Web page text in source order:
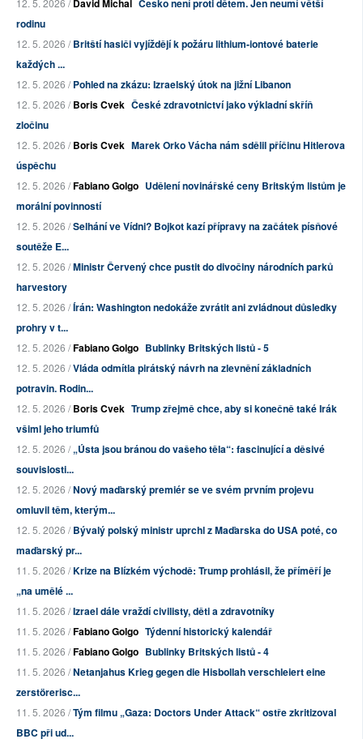
rodinu
12. 5. 2026 /Britští hasiči vyjíždějí k požáru lithium-iontové baterie
každých ...
12. 5. 2026 /Pohled na zkázu: Izraelský útok na jižní Libanon
12. 5. 2026 /Boris Cvek České zdravotnictví jako výkladní skříň
zločinu
12. 5. 2026 /Boris Cvek Marek Orko Vácha nám sdělil příčinu Hitlerova
úspěchu
12. 5. 2026 /Fabiano Golgo Udělení novinářské ceny Britským listům je
morální povinností
12. 5. 2026 /Selhání ve Vídni? Bojkot kazí přípravy na začátek písňové
soutěže E...
12. 5. 2026 /Ministr Červený chce pustit do divočiny národních parků
harvestory
12. 5. 2026 /Írán: Washington nedokáže zvrátit ani zvládnout důsledky
prohry v t...
12. 5. 2026 /Fabiano Golgo Bublinky Britských listů - 5
12. 5. 2026 /Vláda odmítla pirátský návrh na zlevnění základních
potravin. Rodin...
12. 5. 2026 /Boris Cvek Trump zřejmě chce, aby si konečně také Irák
všiml jeho triumfů
12. 5. 2026 /„Ústa jsou bránou do vašeho těla“: fascinující a děsivé
souvislosti...
12. 5. 2026 /Nový maďarský premiér se ve svém prvním projevu
omluvil těm, kterým...
12. 5. 2026 /Bývalý polský ministr uprchl z Maďarska do USA poté, co
maďarský pr...
11. 5. 2026 /Krize na Blízkém východě: Trump prohlásil, že příměří je
„na umělé ...
11. 5. 2026 /Izrael dále vraždí civilisty, děti a zdravotníky
11. 5. 2026 /Fabiano Golgo Týdenní historický kalendář
11. 5. 2026 /Fabiano Golgo Bublinky Britských listů - 4
11. 5. 2026 /Netanjahus Krieg gegen die Hisbollah verschleiert eine
zerstörerisc...
11. 5. 2026 /Tým filmu „Gaza: Doctors Under Attack“ ostře zkritizoval
BBC při ud...